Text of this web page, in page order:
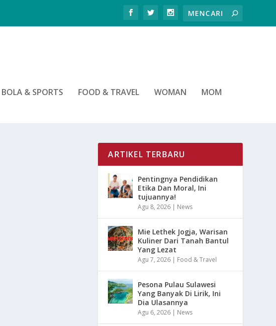
BOLA & SPORTS FOOD & TRAVEL WOMAN MOM
ARTIKEL TERBARU
Pentingnya Pendidikan
Etika Dan Moral, Ini
tujuannya!
Agu 8, 2026 | News
Mie Lethek Jogja, Warisan
Kuliner Dari Tanah Bantul
Yang Lezat
Agu 7, 2026 | Food & Travel
Pesona Pulau Sulawesi
Yang Banyak Di Lirik, Ini
Dia Ulasannya
Agu 6, 2026 | News